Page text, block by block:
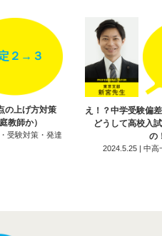
２→３
の上げ方対策
教師か）
受験対策・発達
え！？中学受験偏
どうして高校入
の
2024.5.25 | 中高